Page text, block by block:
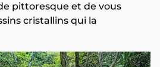
pittoresque et de vous
cristallins qui la